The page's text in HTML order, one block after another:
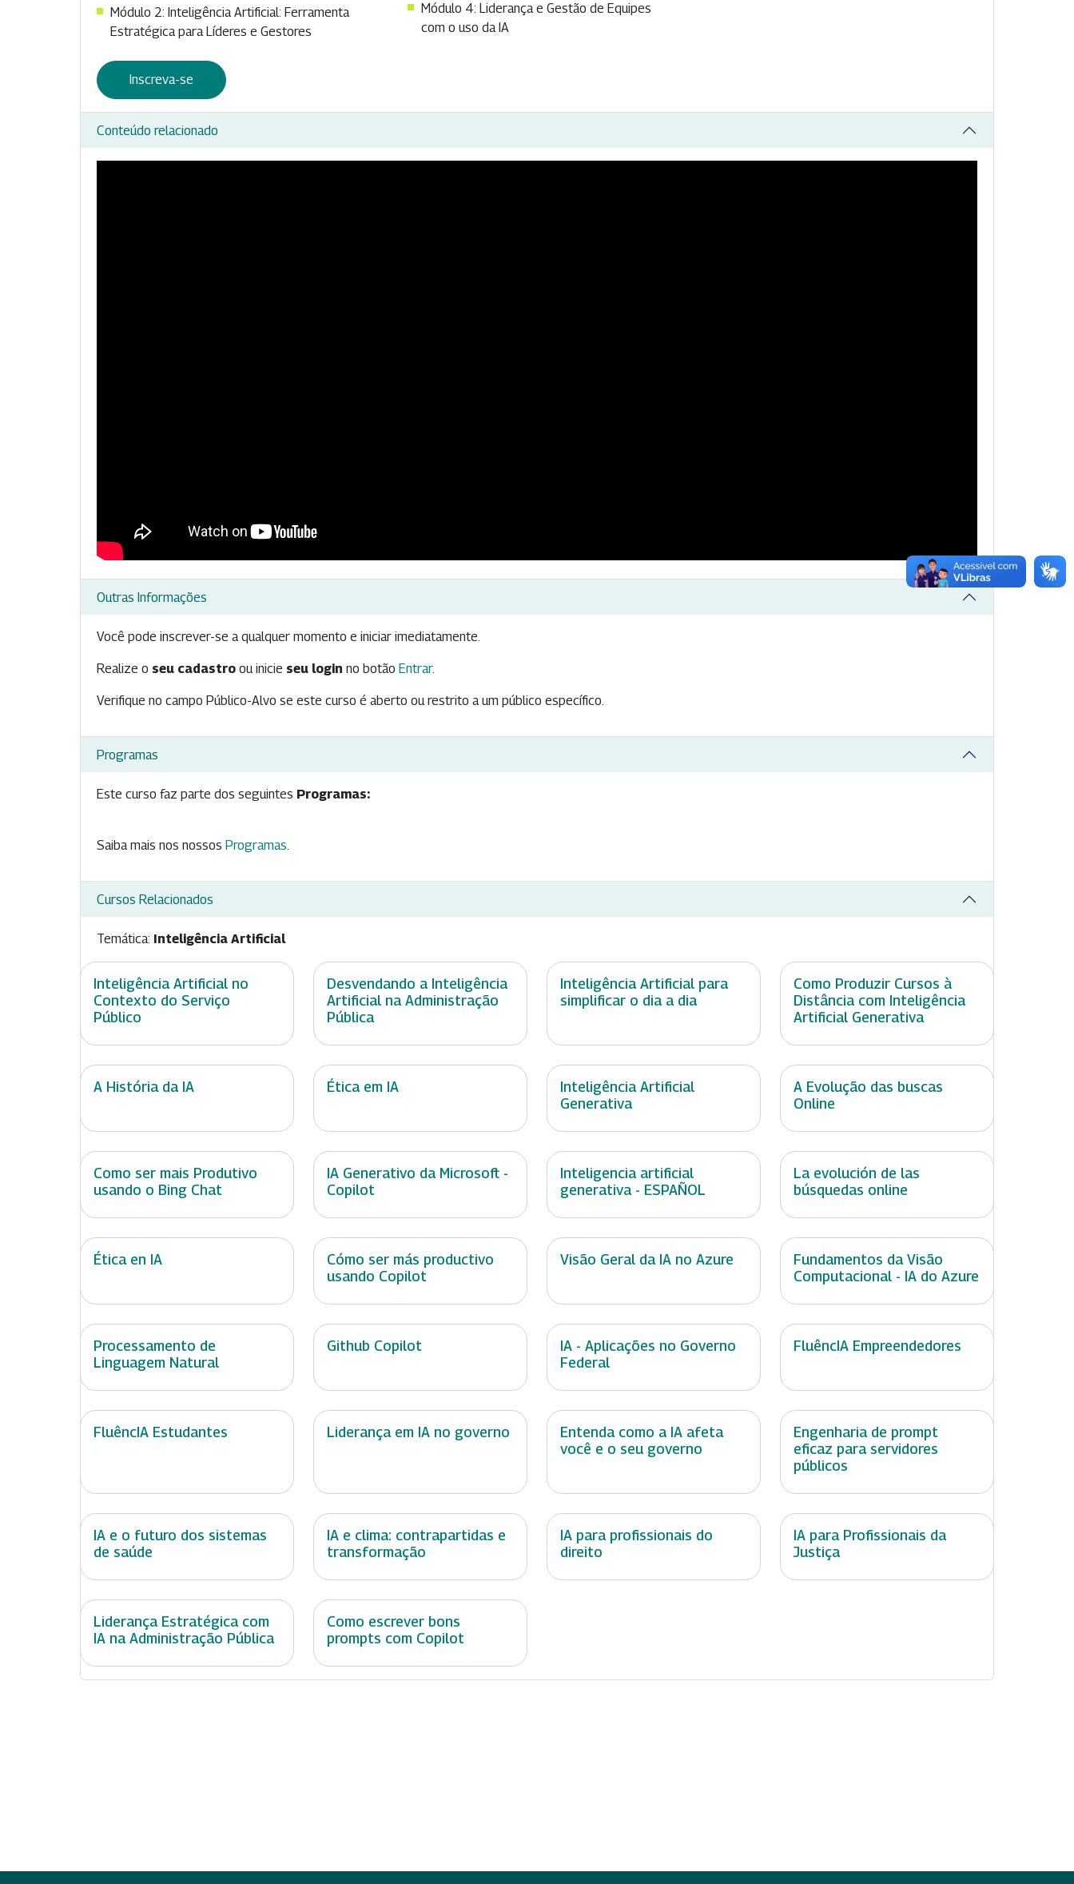
Módulo 2: Inteligência Artificial: Ferramenta
Estratégica para Líderes e Gestores
Módulo 4: Liderança e Gestão de Equipes
com o uso da IA
Inscreva-se
Conteúdo relacionado
Outras Informações
Você pode inscrever-se a qualquer momento e iniciar imediatamente.
Realize o seu cadastro ou inicie seu login no botão Entrar.
Verifique no campo Público-Alvo se este curso é aberto ou restrito a um público específico.
Programas
Este curso faz parte dos seguintes Programas:
Saiba mais nos nossos Programas.
Cursos Relacionados
Temática: Inteligência Artificial
Inteligência Artificial no
Contexto do Serviço
Público
Desvendando a Inteligência
Artificial na Administração
Pública
Inteligência Artificial para
simplificar o dia a dia
Como Produzir Cursos à
Distância com Inteligência
Artificial Generativa
A História da IA Ética em IA
Inteligência Artificial
Generativa
A Evolução das buscas
Online
Como ser mais Produtivo
usando o Bing Chat
IA Generativo da Microsoft -
Copilot
Inteligencia artificial
generativa - ESPAÑOL
La evolución de las
búsquedas online
Ética en IA
Cómo ser más productivo
usando Copilot
Visão Geral da IA no Azure
Fundamentos da Visão
Computacional - IA do Azure
Processamento de
Linguagem Natural
Github Copilot
IA - Aplicações no Governo
Federal
FluêncIA Empreendedores
FluêncIA Estudantes Liderança em IA no governo
Entenda como a IA afeta
você e o seu governo
Engenharia de prompt
eficaz para servidores
públicos
IA e o futuro dos sistemas
de saúde
IA e clima: contrapartidas e
transformação
IA para profissionais do
direito
IA para Profissionais da
Justiça
Liderança Estratégica com
IA na Administração Pública
Como escrever bons
prompts com Copilot